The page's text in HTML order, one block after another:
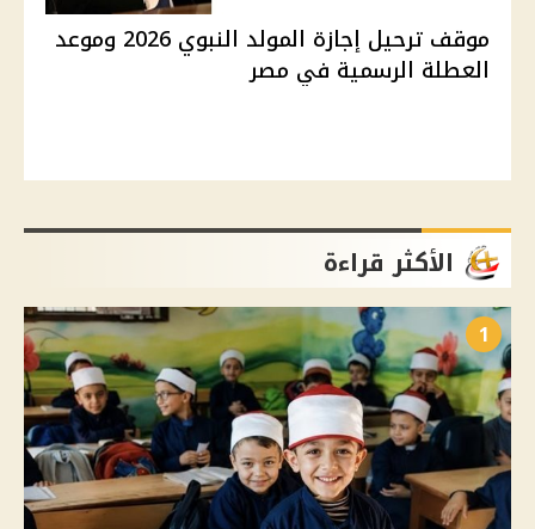
موقف ترحيل إجازة المولد النبوي 2026 وموعد
العطلة الرسمية في مصر
الأكثر قراءة
1